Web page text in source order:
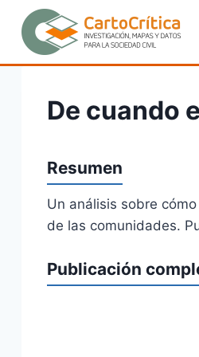
Saltar
contenido
De cuando
Resumen
Un análisis sobre
de las comunidades.
Publicación